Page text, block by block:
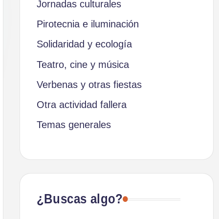
Jornadas culturales
Pirotecnia e iluminación
Solidaridad y ecología
Teatro, cine y música
Verbenas y otras fiestas
Otra actividad fallera
Temas generales
¿Buscas algo?